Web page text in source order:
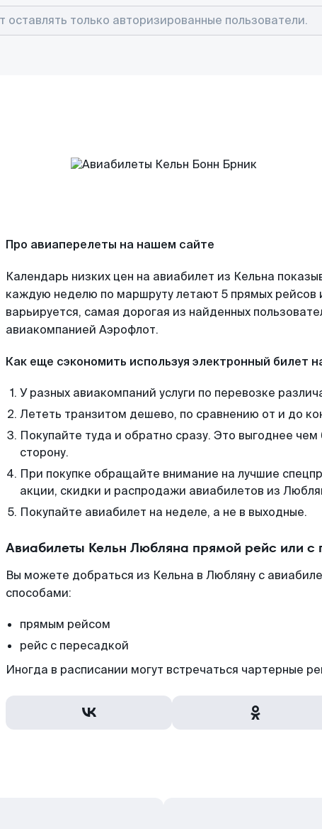
Про авиаперелеты на нашем сайте
Календарь низких цен на авиабилет из Кельна
каждую неделю по маршруту летают 5 прямых рейсов
варьируется, самая дорогая из найденных
авиакомпанией Аэрофлот.
Как еще сэкономить используя электронный билет
У разных авиакомпаний услуги по перевозке
Лететь транзитом дешево, по сравнению от и до
Покупайте туда и обратно сразу. Это выгоднее
сторону.
При покупке обращайте внимание на лучшие
акции, скидки и распродажи авиабилетов из
Покупайте авиабилет на неделе, а не в выходные.
Авиабилеты Кельн Любляна прямой рейс или с
Вы можете добраться из Кельна в Любляну с
способами:
прямым рейсом
рейс с пересадкой
Иногда в расписании могут встречаться чартерные